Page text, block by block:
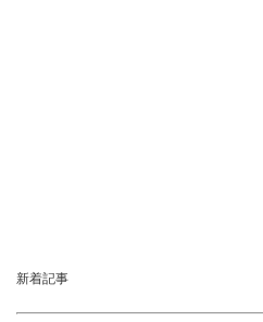
新着記事